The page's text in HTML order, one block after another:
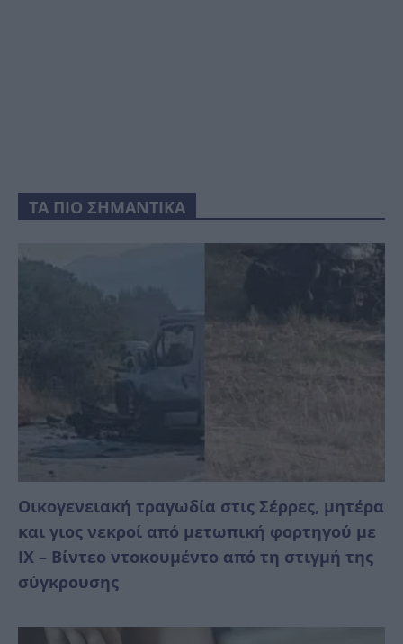
ΤΑ ΠΙΟ ΣΗΜΑΝΤΙΚΑ
Οικογενειακή τραγωδία στις Σέρρες, μητέρα
και γιος νεκροί από μετωπική φορτηγού με
ΙΧ – Βίντεο ντοκουμέντο από τη στιγμή της
σύγκρουσης